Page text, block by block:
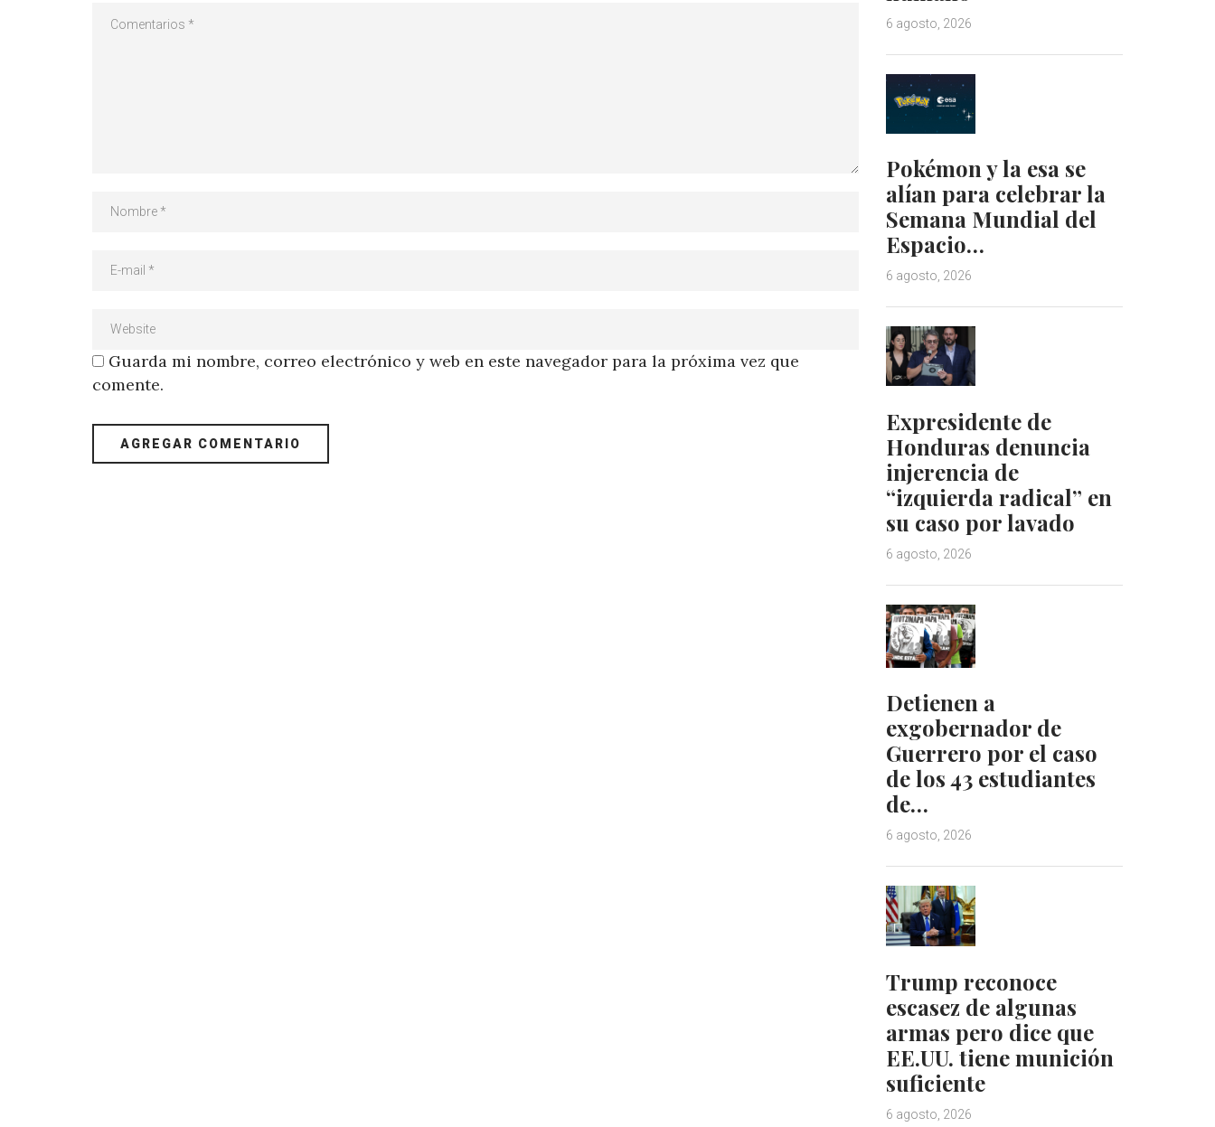
Guarda mi nombre, correo electrónico y web en este navegador para la próxima vez que
comente.
6 agosto, 2026
Pokémon y la esa se
alían para celebrar la
Semana Mundial del
Espacio…
6 agosto, 2026
Expresidente de
Honduras denuncia
injerencia de
“izquierda radical” en
su caso por lavado
6 agosto, 2026
Detienen a
exgobernador de
Guerrero por el caso
de los 43 estudiantes
de…
6 agosto, 2026
Trump reconoce
escasez de algunas
armas pero dice que
EE.UU. tiene munición
suficiente
6 agosto, 2026